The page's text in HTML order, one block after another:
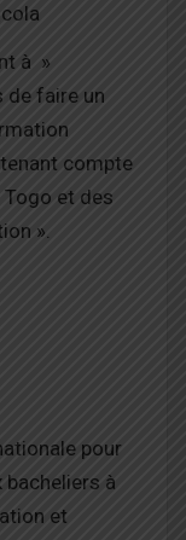
à »
de faire un
compte
et des
».
pour
bacheliers à
et